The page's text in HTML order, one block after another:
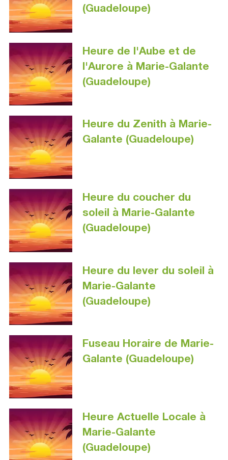
(Guadeloupe)
Heure de l'Aube et de
l'Aurore à Marie-Galante
(Guadeloupe)
Heure du Zenith à Marie-
Galante (Guadeloupe)
Heure du coucher du
soleil à Marie-Galante
(Guadeloupe)
Heure du lever du soleil à
Marie-Galante
(Guadeloupe)
Fuseau Horaire de Marie-
Galante (Guadeloupe)
Heure Actuelle Locale à
Marie-Galante
(Guadeloupe)